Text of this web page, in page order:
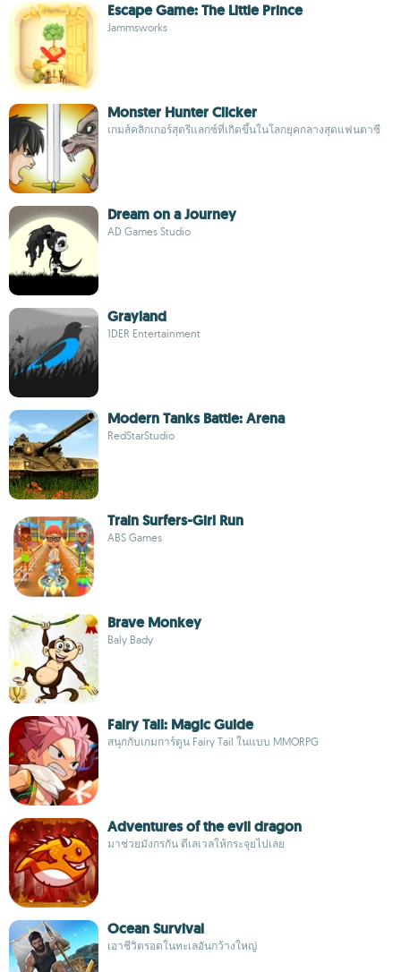
Escape Game: The Little Prince
Jammsworks
Monster Hunter Clicker
เกมส์คลิกเกอร์สุดรีแลกซ์ที่เกิดขึ้นในโลกยุคกลางสุดแฟนตาซี
Dream on a Journey
AD Games Studio
Grayland
1DER Entertainment
Modern Tanks Battle: Arena
RedStarStudio
Train Surfers-Girl Run
ABS Games
Brave Monkey
Baly Bady
Fairy Tail: Magic Guide
สนุกกับเกมการ์ตูน Fairy Tail ในแบบ MMORPG
Adventures of the evil dragon
มาช่วยมังกรกัน ตีเลเวลให้กระจุยไปเลย
Ocean Survival
เอาชีวิตรอดในทะเลอันกว้างใหญ่